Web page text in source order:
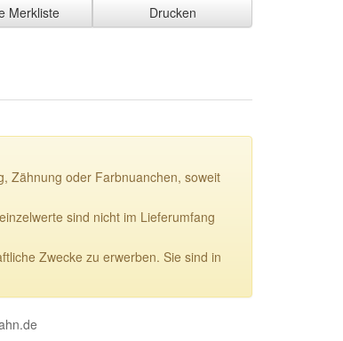
Merkliste Drucken
Zähnung oder Farbnuanchen, soweit
sind nicht im Lieferumfang
Zwecke zu erwerben. Sie sind in